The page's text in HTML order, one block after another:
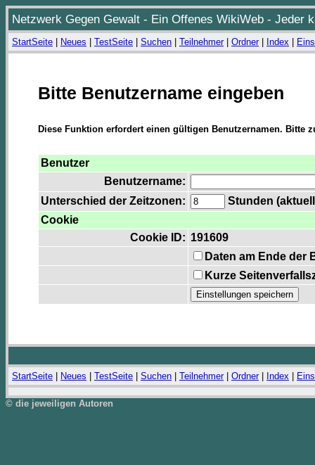
Netzwerk Gegen Gewalt - Ein Offenes WikiWeb - Jeder
StartSeite Neues TestSeite Suchen Teilnehmer| Ordner| Index
Bitte Benutzername eingeben
Diese Funktion erfordert einen gültigen Benutzernamen. Bitte
Benutzer
Benutzername:
Unterschied der Zeitzonen:
Stunden
Cookie
Cookie ID: 191609
Daten am Ende der
Kurze
StartSeite Neues TestSeite Suchen Teilnehmer| Ordner| Index
© die jeweiligen Autoren